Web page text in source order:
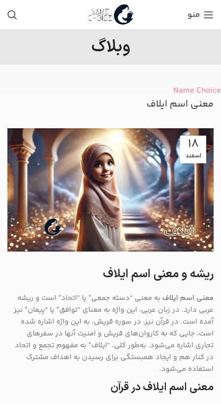
منو
وبلاگ
Name Choice
معنی اسم ایلاف
18
اسفند
ریشه و معنی اسم ایلاف
معنی اسم ایلاف به معنی “دسته‌ جمعی” یا “اتحاد” است و ریشه‌
عربی دارد. در زبان عربی، این واژه به معنای “توافق” یا “پیمان” نیز
آمده است. در قرآن نیز، در سوره قریش، به این واژه اشاره شده
است، جایی که به کاروان‌های قریش و امنیت آنها در سفرهای
تجاری اشاره می‌شود. به‌طور کلی، “ایلاف” به مفهوم تجمع و اتحاد
در کنار هم و ایجاد همبستگی برای رسیدن به اهداف مشترک
استفاده می‌شود.
معنی اسم ایلاف در قرآن